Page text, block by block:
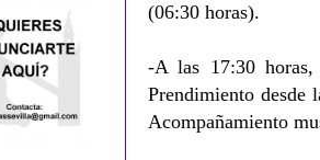
(06:30 horas).
-A las 17:30 horas,
Prendimiento desde
Acompañamiento